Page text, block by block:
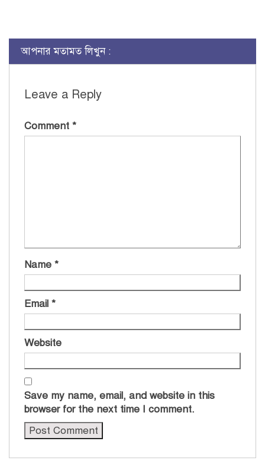
আপনার মতামত লিখুন :
Leave a Reply
Comment *
Name *
Email *
Website
Save my name, email, and website in this
browser for the next time I comment.